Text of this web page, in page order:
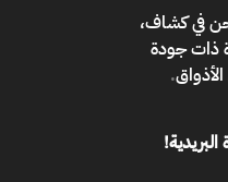
في كشاف،
ذات جودة
.